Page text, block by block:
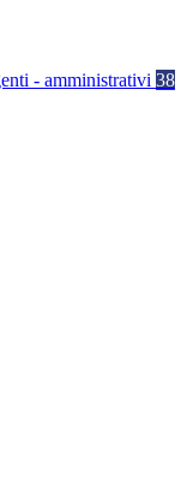
- amministrativi 38